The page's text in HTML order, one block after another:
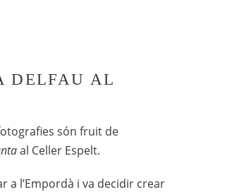
DELFAU AL
són fruit de
al Celler Espelt.
a l’Empordà i va decidir crear